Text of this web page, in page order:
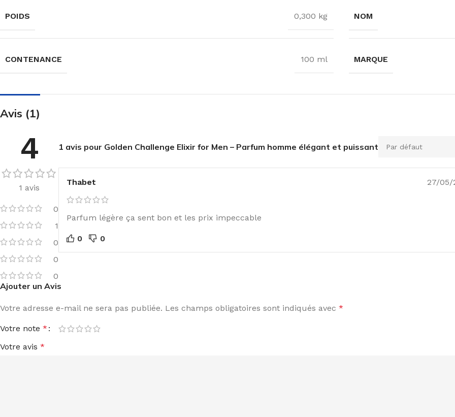
POIDS 0,300 kg NOM
CONTENANCE 100 ml MARQUE
Avis (1)
4
1 avis
0
1
0
0
0
1 avis pour Golden Challenge Elixir for Men – Parfum homme élégant et puissant
Thabet 27/05/
Parfum légère ça sent bon et les prix impeccable
0 0
Ajouter un Avis
Votre adresse e-mail ne sera pas publiée. Les champs obligatoires sont indiqués avec *
Votre note *
Votre avis *